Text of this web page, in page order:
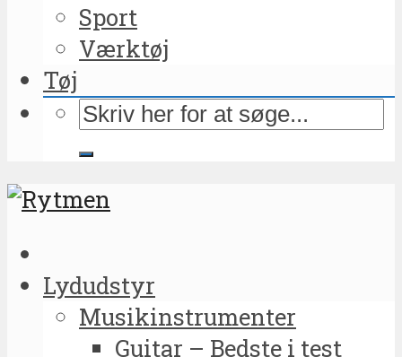
Sport
Værktøj
Tøj
Lydudstyr
Musikinstrumenter
Guitar – Bedste i test